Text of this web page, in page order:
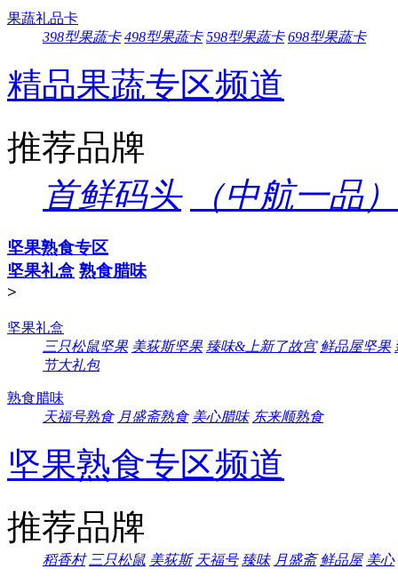
果蔬礼品卡
398型果蔬卡 498型果蔬卡 598型果蔬卡 698型果蔬卡
精品果蔬专区频道
推荐品牌
首鲜码头
（中航一品）
坚果熟食专区
坚果礼盒 熟食腊味
>
坚果礼盒
三只松鼠坚果 美荻斯坚果 臻味&上新了故宫 鲜品屋坚果
节大礼包
熟食腊味
天福号熟食 月盛斋熟食 美心腊味 东来顺熟食
坚果熟食专区频道
推荐品牌
稻香村 三只松鼠 美荻斯 天福号 臻味 月盛斋 鲜品屋 美心